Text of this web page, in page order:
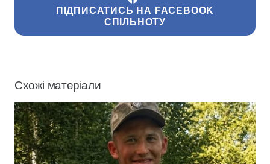
ПІДПИСАТИСЬ НА FACEBOOK
СПІЛЬНОТУ
Схожі матеріали